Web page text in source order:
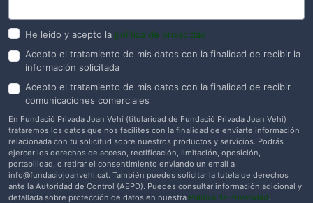
He leído y acepto la política de privacidad
Acepto el tratamiento de mis datos con la finalidad de recibir la
información solicitada
Acepto el tratamiento de mis datos con la finalidad de recibir
comunicaciones comerciales
En Fundació Privada Joan Vehí (titularidad de Fundació Privada Joan Vehí)
trataremos los datos que nos facilites con la finalidad de enviarte información
relacionada con tu solicitud sobre nuestros productos y servicios. Podrás
ejercer los derechos de acceso, rectificación, limitación, oposición,
portabilidad, o retirar el consentimiento enviando un email a
info@fundaciojoanvehi.cat. También puedes solicitar la tutela de derechos
ante la Autoridad de Control (AEPD). Puedes consultar información adicional y
detallada sobre protección de datos en nuestra Política de Privacidad.